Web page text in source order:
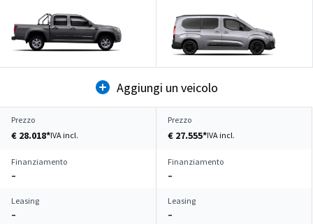
Aggiungi un veicolo
Prezzo
€ 28.018*IVA incl.
Prezzo
€ 27.555*IVA incl.
Finanziamento
–
Finanziamento
–
Leasing
–
Leasing
–